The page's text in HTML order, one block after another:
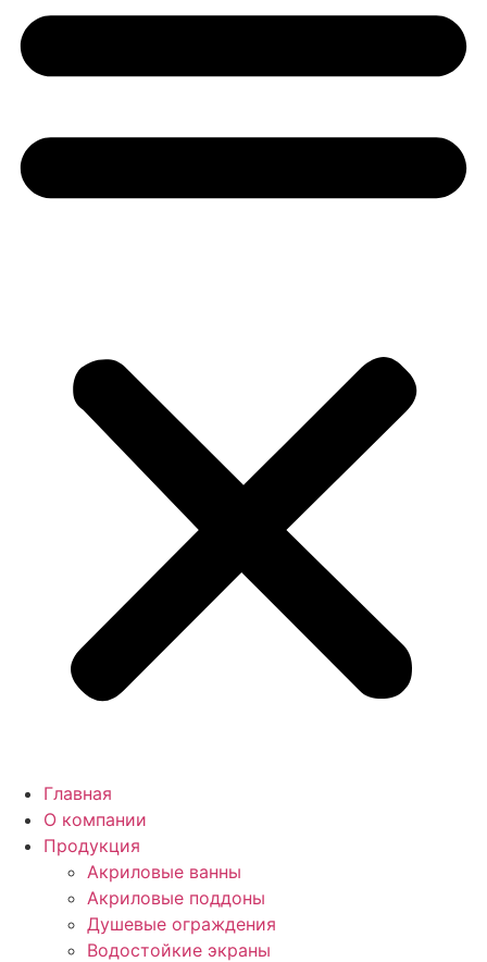
Главная
О компании
Продукция
Акриловые ванны
Акриловые поддоны
Душевые ограждения
Водостойкие экраны